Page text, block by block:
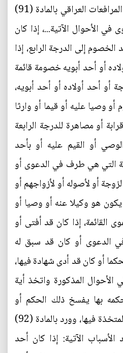
غيرها ولذا ورد في قانون المرافعات العراقي بالمادة (91)
الأحوال الآتية...، إذا كان
إلى الدرجة الرابع، إذا
أو أحد أبويه خصومة قائمة
أو أحد أولاده أو أحد أبويه،
وصيا عليه أو قيما أو وارثا
أو مصاهرة للدرجة الرابعة
أو القيم عليه أو بأحد
التي هي طرف في الدعوى أو
أو لأصوله أو لأزواجهم أو
هو وكيلا عنه أو وصيا أو
القائمة، إذا كان قد أفتى أو
الدعوى أو كان قد سبق له
أو كان قد أدى شهادة فيها،
المذكورة واتخذ أية
بها يفسخ ذلك الحكم أو
ينقض وتبطل الإجراءات المتخذة فيها، وورد بالمادة (92)
الآتية: إذا كان أحد